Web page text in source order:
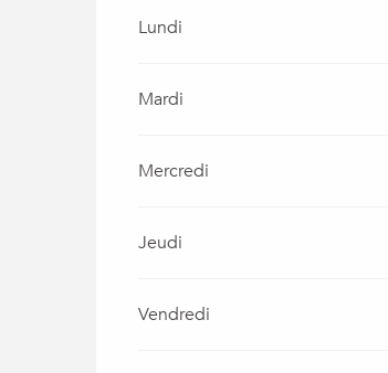
1 mars 2026
Lundi
Mardi
Mercredi
Jeudi
Vendredi